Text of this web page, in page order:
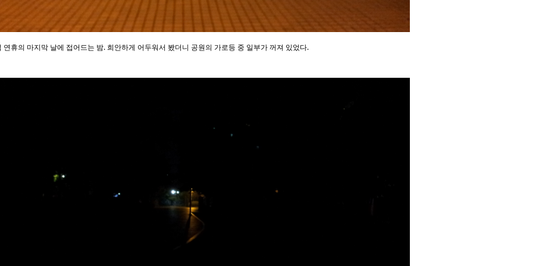
연휴의 마지막 날에 접어드는 밤. 희안하게 어두워서 봤더니 공원의 가로등 중 일부가 꺼져 있었다.